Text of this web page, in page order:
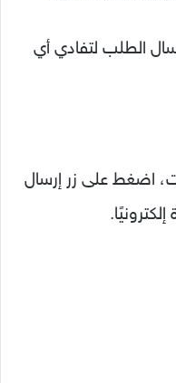
الطلب لتفادي أي
اضغط على زر إرسال